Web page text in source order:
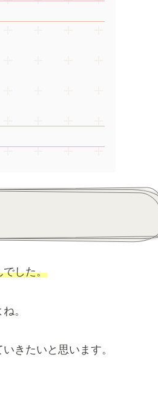
でした。
。
きたいと思います。